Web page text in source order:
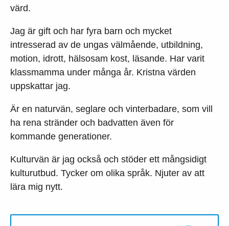
värd.
Jag är gift och har fyra barn och mycket
intresserad av de ungas välmående, utbildning,
motion, idrott, hälsosam kost, läsande. Har varit
klassmamma under många år. Kristna värden
uppskattar jag.
Är en naturvän, seglare och vinterbadare, som vill
ha rena stränder och badvatten även för
kommande generationer.
Kulturvän är jag också och stöder ett mångsidigt
kulturutbud. Tycker om olika språk. Njuter av att
lära mig nytt.